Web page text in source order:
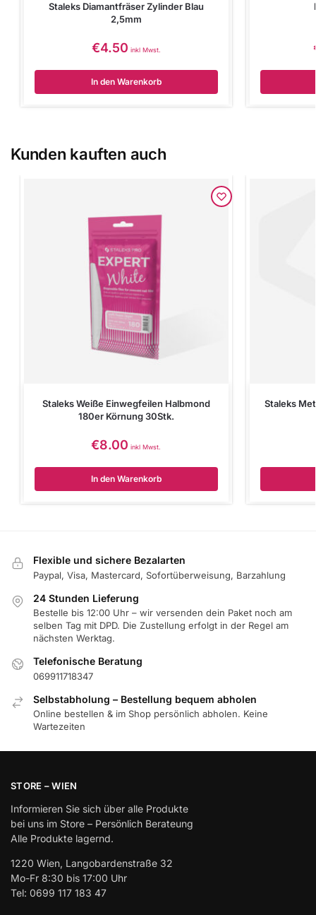
Staleks Diamantfräser Zylinder Blau
2,5mm
€4.50 inkl Mwst.
In den Warenkorb
Kunden kauften auch
Staleks Weiße Einwegfeilen Halbmond
180er Körnung 30Stk.
€8.00 inkl Mwst.
In den Warenkorb
Staleks
Flexible und sichere Bezalarten
Paypal, Visa, Mastercard, Sofortüberweisung, Barzahlung
24 Stunden Lieferung
Bestelle bis 12:00 Uhr – wir versenden dein Paket noch am
selben Tag mit DPD. Die Zustellung erfolgt in der Regel am
nächsten Werktag.
Telefonische Beratung
069911718347
Selbstabholung – Bestellung bequem abholen
Online bestellen & im Shop persönlich abholen. Keine
Wartezeiten
STORE – WIEN
Informieren Sie sich über alle Produkte
bei uns im Store – Persönlich Berateung
Alle Produkte lagernd.
1220 Wien, Langobardenstraße 32
Mo-Fr 8:30 bis 17:00 Uhr
Tel: 0699 117 183 47